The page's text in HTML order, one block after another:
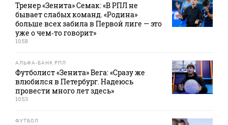
Тренер «Зенита» Семак: «В РПЛ не
бывает слабых команд. «Родина»
больше всех забила в Первой лиге — это
уже о чем‑то говорит»
10:58
АЛЬФА-БАНК РПЛ
Футболист «Зенита» Вега: «Сразу же
влюбился в Петербург. Надеюсь
провести много лет здесь»
10:53
ФУТБОЛ